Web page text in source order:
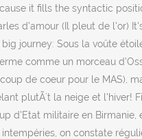
it fills the syntactic
d'amour (Il pleut de l'or)
journey: Sous la voûte
comme un morceau
de coeur pour le
plutÃ´t la neige et l'hiver!
d'Etat militaire en
on constate